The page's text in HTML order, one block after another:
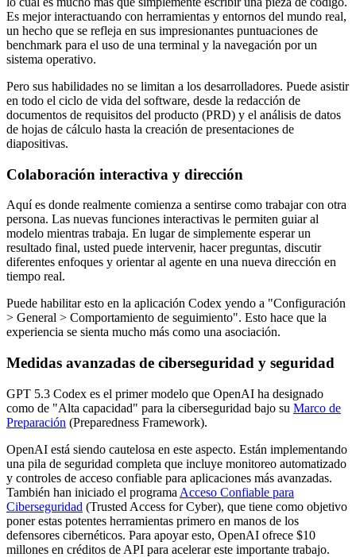
Es mejor interactuando con herramientas y entornos del mundo real,
un hecho que se refleja en sus impresionantes puntuaciones de
benchmark para el uso de una terminal y la navegación por un
sistema operativo.
Pero sus habilidades no se limitan a los desarrolladores. Puede asistir
en todo el ciclo de vida del software, desde la redacción de
documentos de requisitos del producto (PRD) y el análisis de datos
de hojas de cálculo hasta la creación de presentaciones de
diapositivas.
Colaboración interactiva y dirección
Aquí es donde realmente comienza a sentirse como trabajar con otra
persona. Las nuevas funciones interactivas le permiten guiar al
modelo mientras trabaja. En lugar de simplemente esperar un
resultado final, usted puede intervenir, hacer preguntas, discutir
diferentes enfoques y orientar al agente en una nueva dirección en
tiempo real.
Puede habilitar esto en la aplicación Codex yendo a "Configuración
> General > Comportamiento de seguimiento". Esto hace que la
experiencia se sienta mucho más como una asociación.
Medidas avanzadas de ciberseguridad y seguridad
GPT 5.3 Codex es el primer modelo que OpenAI ha designado
como de "Alta capacidad" para la ciberseguridad bajo su Marco de
Preparación (Preparedness Framework).
OpenAI está siendo cautelosa en este aspecto. Están implementando
una pila de seguridad completa que incluye monitoreo automatizado
y controles de acceso confiable para aplicaciones más avanzadas.
También han iniciado el programa Acceso Confiable para
Ciberseguridad (Trusted Access for Cyber), que tiene como objetivo
poner estas potentes herramientas primero en manos de los
defensores cibernéticos. Para apoyar esto, OpenAI ofrece $10
millones en créditos de API para acelerar este importante trabajo.